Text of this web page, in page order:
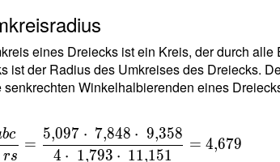
eines Dreiecks ist ein Kreis, der durch
ist der Radius des Umkreises des Dreiecks.
senkrechten Winkelhalbierenden eines
rs
bc
=
4 ⋅ 1,793 ⋅ 11,151
5,097 ⋅ 7,848 ⋅ 9,358
= 4,679